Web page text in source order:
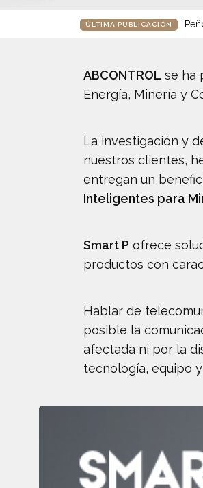
ÚLTIMA PUBLICACIÓN
ABCONTROL se ha
Energía, Minería y
La investigación y
nuestros clientes,
entregan un
Inteligentes para
Smart P ofrece
productos con
Hablar de
posible la
afectada ni por la
tecnología, equipo